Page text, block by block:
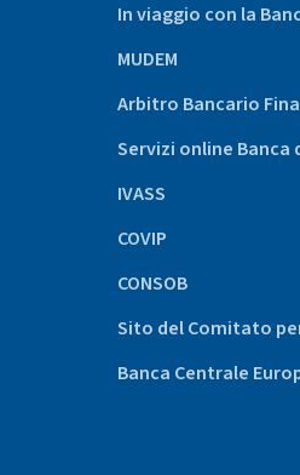
In viaggio con la
MUDEM
Arbitro Bancario
Servizi online Banca
IVASS
COVIP
CONSOB
Sito del Comitato
Banca Centrale